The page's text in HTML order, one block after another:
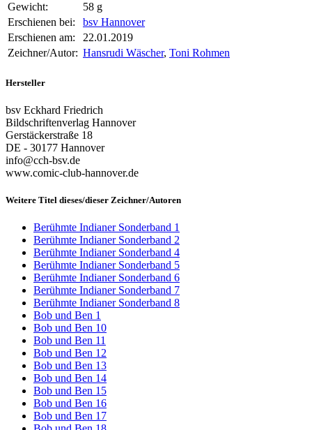
Gewicht:
58 g
Erschienen bei:
bsv Hannover
Erschienen am:
22.01.2019
Zeichner/Autor: Hansrudi Wäscher, Toni Rohmen
Hersteller
bsv Eckhard Friedrich
Bildschriftenverlag Hannover
Gerstäckerstraße 18
DE - 30177 Hannover
info@cch-bsv.de
www.comic-club-hannover.de
Weitere Titel dieses/dieser Zeichner/Autoren
Berühmte Indianer Sonderband 1
Berühmte Indianer Sonderband 2
Berühmte Indianer Sonderband 4
Berühmte Indianer Sonderband 5
Berühmte Indianer Sonderband 6
Berühmte Indianer Sonderband 7
Berühmte Indianer Sonderband 8
Bob und Ben 1
Bob und Ben 10
Bob und Ben 11
Bob und Ben 12
Bob und Ben 13
Bob und Ben 14
Bob und Ben 15
Bob und Ben 16
Bob und Ben 17